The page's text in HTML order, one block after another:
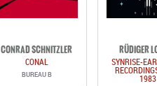
CONRAD SCHNITZLER
CONAL
BUREAU B
RÜDIGER
SYNRISE-
1983